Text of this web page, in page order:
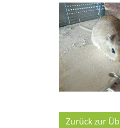
Zurück zur